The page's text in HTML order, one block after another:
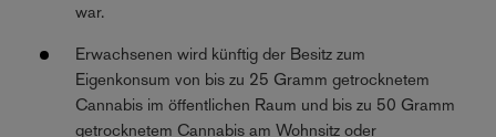
war.
Erwachsenen wird künftig der Besitz zum
Eigenkonsum von bis zu 25 Gramm getrocknetem
Cannabis im öffentlichen Raum und bis zu 50 Gramm
getrocknetem Cannabis am Wohnsitz oder